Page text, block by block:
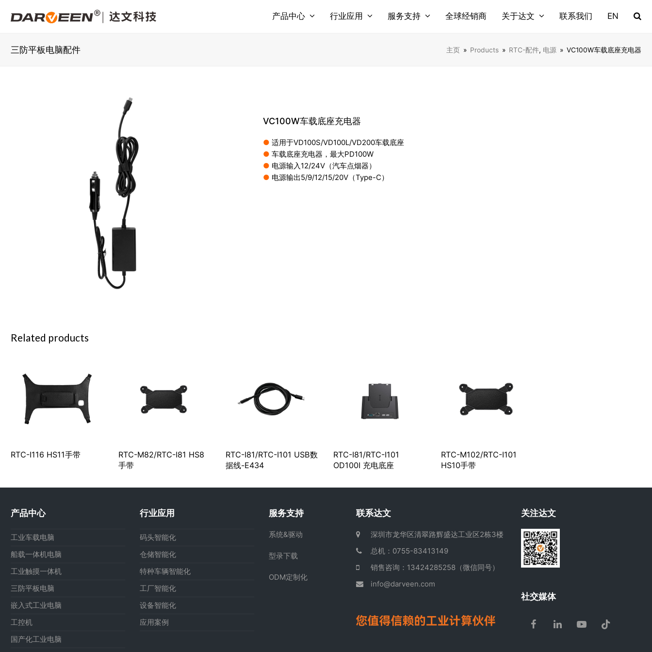
产品中心 行业应用 服务支持 全球经销商 关于达文 联系我们 EN
三防平板电脑配件 主页 » Products » RTC-配件, 电源 » VC100W车载底座充电器
VC100W车载底座充电器
● 适用于VD100S/VD100L/VD200车载底座
● 车载底座充电器，最大PD100W
● 电源输入12/24V（汽车点烟器）
● 电源输出5/9/12/15/20V（Type-C）
Related products
RTC-I116 HS11手带
RTC-M82/RTC-I81 HS8
手带
RTC-I81/RTC-I101 USB数
据线-E434
RTC-I81/RTC-I101
OD100I 充电底座
RTC-M102/RTC-I101
HS10手带
产品中心
工业车载电脑
船载一体机电脑
工业触摸一体机
三防平板电脑
嵌入式工业电脑
工控机
国产化工业电脑
行业应用
码头智能化
仓储智能化
特种车辆智能化
工厂智能化
设备智能化
应用案例
服务支持
系统&驱动
型录下载
ODM定制化
联系达文
深圳市龙华区清翠路辉盛达工业区2栋3楼
总机：0755-83413149
销售咨询：13424285258（微信同号）
info@darveen.com
关注达文
社交媒体
Facebook
LinkedInYoutubeTiktok